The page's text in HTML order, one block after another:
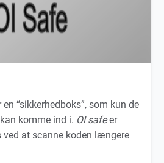
en “sikkerhedboks”, som kun de
komme ind i. OI safeer
ved at scanne koden længere